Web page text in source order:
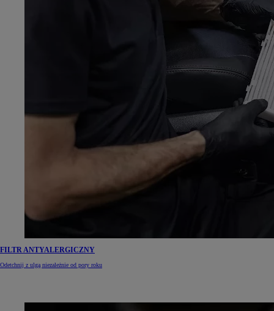
FILTR ANTYALERGICZNY
Odetchnij z ulgą niezależnie od pory roku